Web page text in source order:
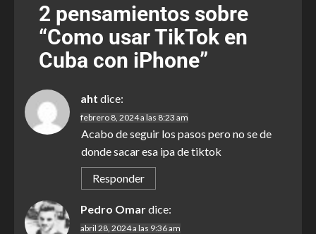
2 pensamientos sobre
“Como usar TikTok en
Cuba con iPhone”
aht dice:
febrero 8, 2024 a las 8:23 am
Acabo de seguir los pasos pero no se de
donde sacar esa ipa de tiktok
Responder
Pedro Omardice:
abril 28, 2024 a las 9:36 am